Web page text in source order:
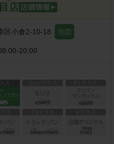
店
区小倉2-10-18 地図
20:00